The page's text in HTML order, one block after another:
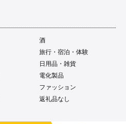
酒
旅行・宿泊・体験
日用品・雑貨
電化製品
ファッション
返礼品なし